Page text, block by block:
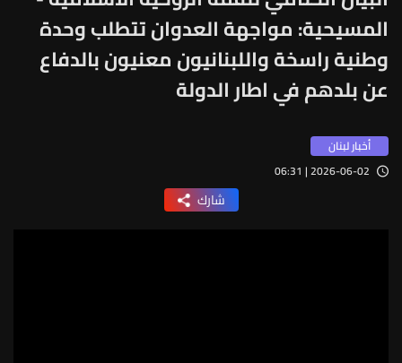
المسيحية: مواجهة العدوان تتطلب وحدة
وطنية راسخة واللبنانيون معنيون بالدفاع
عن بلدهم في اطار الدولة
أخبار لبنان
2026-06-02 | 06:31
شارك